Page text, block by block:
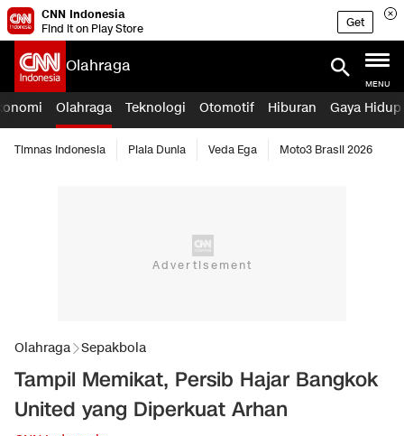
CNN Indonesia
Find it on Play Store
Get
Olahraga
MENU
Olahraga Teknologi Otomotif Hiburan Gaya Hidup
Timnas Indonesia Piala Dunia Veda Ega Moto3 Brasil 2026
Olahraga Sepakbola
Tampil Memikat, Persib Hajar Bangkok
United yang Diperkuat Arhan